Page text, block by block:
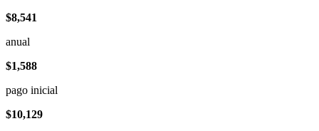
$8,541
anual
$1,588
pago inicial
$10,129